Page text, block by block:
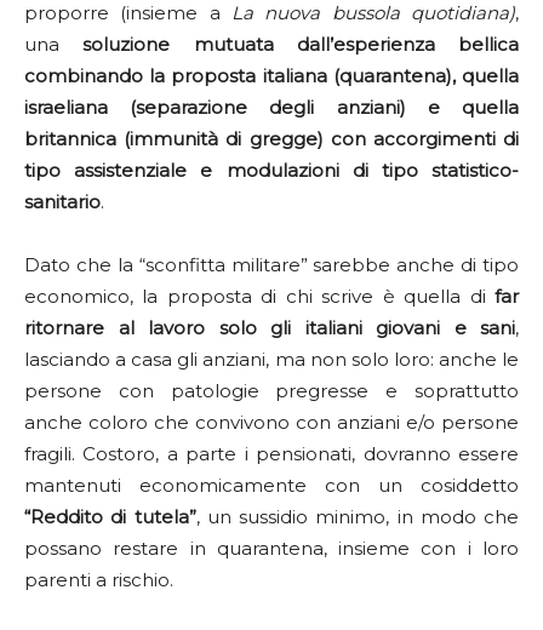
proporre (insieme a La nuova bussola quotidiana),
unasoluzione mutuata dall’esperienza bellica
combinando la proposta italiana (quarantena), quella
israeliana (separazione degli anziani) e quella
britannica (immunità di gregge) con accorgimenti di
tipo assistenziale e modulazioni di tipo statistico-
sanitario.
Dato che la “sconfitta militare” sarebbe anche di tipo
economico, la proposta di chi scrive è quella di far
ritornare al lavoro solo gli italiani giovani e sani,
lasciando a casa gli anziani, ma non solo loro: anche le
persone con patologie pregresse e soprattutto
anche coloro che convivono con anziani e/o persone
fragili. Costoro, a parte i pensionati, dovranno essere
mantenuti economicamente con un cosiddetto
“Reddito di tutela”, un sussidio minimo, in modo che
possano restare in quarantena, insieme con i loro
parenti a rischio.